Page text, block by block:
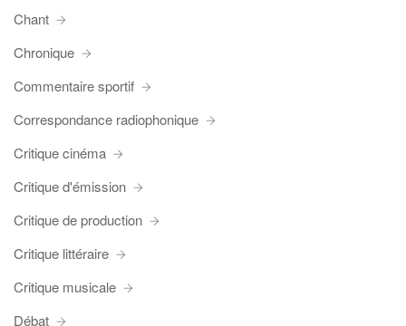
Chant
Chronique
Commentaire sportif
Correspondance radiophonique
Critique cinéma
Critique d'émission
Critique de production
Critique littéraire
Critique musicale
Débat